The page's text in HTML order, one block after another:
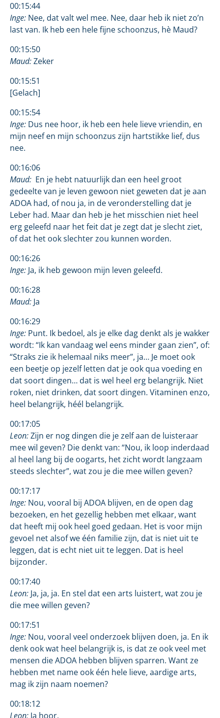
00:15:44
Inge: Nee, dat valt wel mee. Nee, daar heb ik niet zo’n
last van. Ik heb een hele fijne schoonzus, hè Maud?
00:15:50
Maud:Zeker
00:15:51
[Gelach]
00:15:54
Inge: Dus nee hoor, ik heb een hele lieve vriendin, en
mijn neef en mijn schoonzus zijn hartstikke lief, dus
nee.
00:16:06
Maud: En je hebt natuurlijk dan een heel groot
gedeelte van je leven gewoon niet geweten dat je aan
ADOA had, of nou ja, in de veronderstelling dat je
Leber had. Maar dan heb je het misschien niet heel
erg geleefd naar het feit dat je zegt dat je slecht ziet,
of dat het ook slechter zou kunnen worden.
00:16:26
Inge: Ja, ik heb gewoon mijn leven geleefd.
00:16:28
Maud: Ja
00:16:29
Inge: Punt. Ik bedoel, als je elke dag denkt als je wakker
wordt: “Ik kan vandaag wel eens minder gaan zien”, of:
“Straks zie ik helemaal niks meer”, ja… Je moet ook
een beetje op jezelf letten dat je ook qua voeding en
dat soort dingen… dat is wel heel erg belangrijk. Niet
roken, niet drinken, dat soort dingen. Vitaminen enzo,
heel belangrijk, héél belangrijk.
00:17:05
Leon:Zijn er nog dingen die je zelf aan de luisteraar
mee wil geven? Die denkt van: “Nou, ik loop inderdaad
al heel lang bij de oogarts, het zicht wordt langzaam
steeds slechter”, wat zou je die mee willen geven?
00:17:17
Inge: Nou, vooral bij ADOA blijven, en de open dag
bezoeken, en het gezellig hebben met elkaar, want
dat heeft mij ook heel goed gedaan. Het is voor mijn
gevoel net alsof we één familie zijn, dat is niet uit te
leggen, dat is echt niet uit te leggen. Dat is heel
bijzonder.
00:17:40
Leon: Ja, ja, ja. En stel dat een arts luistert, wat zou je
die mee willen geven?
00:17:51
Inge: Nou, vooral veel onderzoek blijven doen, ja. En ik
denk ook wat heel belangrijk is, is dat ze ook veel met
mensen die ADOA hebben blijven sparren. Want ze
hebben met name ook één hele lieve, aardige arts,
mag ik zijn naam noemen?
00:18:12
Leon: Ja hoor.